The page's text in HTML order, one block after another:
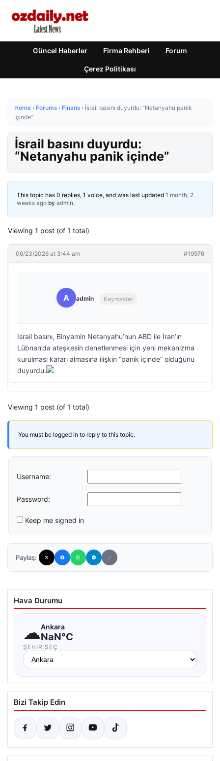
Güncel Haberler Firma Rehberi Forum
Çerez Politikası
Home › Forums › Finans › İsrail basını duyurdu: “Netanyahu panik
içinde”
İsrail basını duyurdu:
“Netanyahu panik içinde”
This topic has 0 replies, 1 voice, and was last updated 1 month, 2
weeks ago by admin.
Viewing 1 post (of 1 total)
06/23/2026 at 3:44 am #19976
A admin Keymaster
İsrail basını, Binyamin Netanyahu’nun ABD ile İran’ın
Lübnan’da ateşkesin denetlenmesi için yeni mekanizma
kurulması kararı almasına ilişkin “panik içinde” olduğunu
duyurdu.
Viewing 1 post (of 1 total)
You must be logged in to reply to this topic.
Username:
Password:
Keep me signed in
Paylaş:
Hava Durumu
☁Ankara
NaN°C
ŞEHIR SEÇ
Bizi Takip Edin